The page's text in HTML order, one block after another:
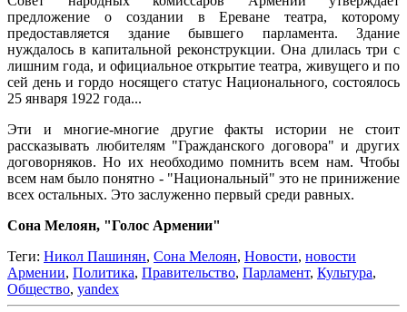
предложение о создании в Ереване театра, которому
предоставляется здание бывшего парламента. Здание
нуждалось в капитальной реконструкции. Она длилась три с
лишним года, и официальное открытие театра, живущего и по
сей день и гордо носящего статус Национального, состоялось
25 января 1922 года...
Эти и многие-многие другие факты истории не стоит
рассказывать любителям "Гражданского договора" и других
договорняков. Но их необходимо помнить всем нам. Чтобы
всем нам было понятно - "Национальный" это не принижение
всех остальных. Это заслуженно первый среди равных.
Сона Мелоян, "Голос Армении"
Теги: Никол Пашинян, Сона Мелоян, Новости, новости
Армении, Политика, Правительство, Парламент, Культура,
Общество, yandex